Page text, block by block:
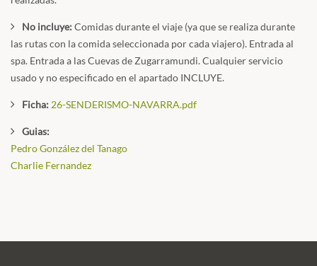
No incluye:Comidas durante el viaje (ya que se realiza durante
las rutas con la comida seleccionada por cada viajero). Entrada al
spa. Entrada a las Cuevas de Zugarramundi. Cualquier servicio
usado y no especificado en el apartado INCLUYE.
Ficha: 26-SENDERISMO-NAVARRA.pdf
Guias:
Pedro González del Tanago
Charlie Fernandez